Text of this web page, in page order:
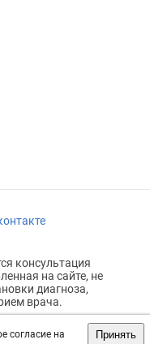
согласие на
Принять
консультация
на сайте, не
диагноза,
врача.